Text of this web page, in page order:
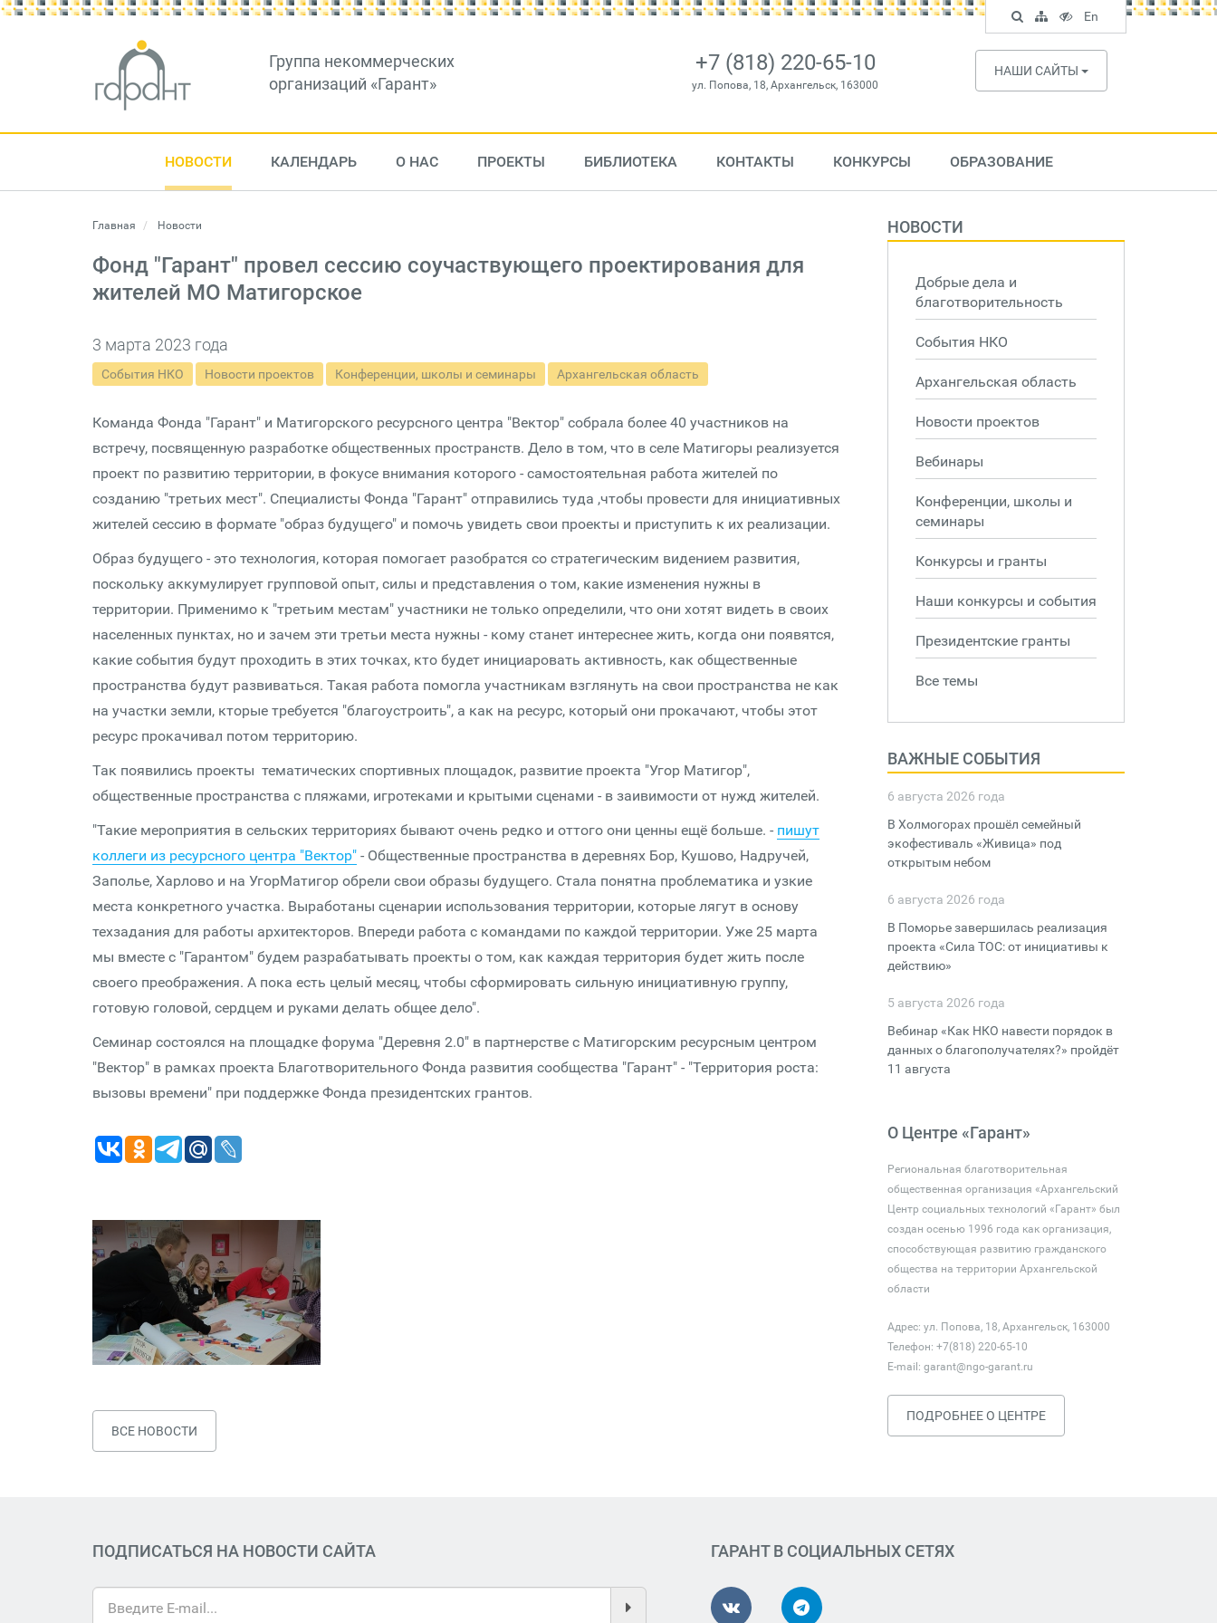
Группа некоммерческих
организаций «Гарант»
+7 (818) 220-65-10
ул. Попова, 18, Архангельск, 163000
НАШИ САЙТЫ
НОВОСТИ КАЛЕНДАРЬ О НАС ПРОЕКТЫ БИБЛИОТЕКА КОНТАКТЫ КОНКУРСЫ ОБРАЗОВАНИЕ
Главная Новости
Фонд "Гарант" провел сессию соучаствующего проектирования для
жителей МО Матигорское
3 марта 2023 года
События НКО Новости проектов Конференции, школы и семинары Архангельская область
Команда Фонда "Гарант" и Матигорского ресурсного центра "Вектор" собрала более 40 участников на
встречу, посвященную разработке общественных пространств. Дело в том, что в селе Матигоры реализуется
проект по развитию территории, в фокусе внимания которого - самостоятельная работа жителей по
созданию "третьих мест". Специалисты Фонда "Гарант" отправились туда ,чтобы провести для инициативных
жителей сессию в формате "образ будущего" и помочь увидеть свои проекты и приступить к их реализации.
Образ будущего - это технология, которая помогает разобратся со стратегическим видением развития,
поскольку аккумулирует групповой опыт, силы и представления о том, какие изменения нужны в
территории. Применимо к "третьим местам" участники не только определили, что они хотят видеть в своих
населенных пунктах, но и зачем эти третьи места нужны - кому станет интереснее жить, когда они появятся,
какие события будут проходить в этих точках, кто будет инициаровать активность, как общественные
пространства будут развиваться. Такая работа помогла участникам взглянуть на свои пространства не как
на участки земли, кторые требуется "благоустроить", а как на ресурс, который они прокачают, чтобы этот
ресурс прокачивал потом территорию.
Так появились проекты тематических спортивных площадок, развитие проекта "Угор Матигор",
общественные пространства с пляжами, игротеками и крытыми сценами - в заивимости от нужд жителей.
"Такие мероприятия в сельских территориях бывают очень редко и оттого они ценны ещё больше. - пишут
коллеги из ресурсного центра "Вектор" - Общественные пространства в деревнях Бор, Кушово, Надручей,
Заполье, Харлово и на УгорМатигор обрели свои образы будущего. Стала понятна проблематика и узкие
места конкретного участка. Выработаны сценарии использования территории, которые лягут в основу
техзадания для работы архитекторов. Впереди работа с командами по каждой территории. Уже 25 марта
мы вместе с "Гарантом" будем разрабатывать проекты о том, как каждая территория будет жить после
своего преображения. А пока есть целый месяц, чтобы сформировать сильную инициативную группу,
готовую головой, сердцем и руками делать общее дело".
Семинар состоялся на площадке форума "Деревня 2.0" в партнерстве с Матигорским ресурсным центром
"Вектор" в рамках проекта Благотворительного Фонда развития сообщества "Гарант" - "Территория роста:
вызовы времени" при поддержке Фонда президентских грантов.
ВСЕ НОВОСТИ
НОВОСТИ
Добрые дела и
благотворительность
События НКО
Архангельская область
Новости проектов
Вебинары
Конференции, школы и
семинары
Конкурсы и гранты
Наши конкурсы и события
Президентские гранты
Все темы
ВАЖНЫЕ СОБЫТИЯ
6 августа 2026 года
В Холмогорах прошёл семейный
экофестиваль «Живица» под
открытым небом
6 августа 2026 года
В Поморье завершилась реализация
проекта «Сила ТОС: от инициативы к
действию»
5 августа 2026 года
Вебинар «Как НКО навести порядок в
данных о благополучателях?» пройдёт
11 августа
О Центре «Гарант»
Региональная благотворительная
общественная организация «Архангельский
Центр социальных технологий «Гарант» был
создан осенью 1996 года как организация,
способствующая развитию гражданского
общества на территории Архангельской
области
Адрес: ул. Попова, 18, Архангельск, 163000
Телефон: +7(818) 220-65-10
E-mail: garant@ngo-garant.ru
ПОДРОБНЕЕ О ЦЕНТРЕ
ПОДПИСАТЬСЯ НА НОВОСТИ САЙТА ГАРАНТ В СОЦИАЛЬНЫХ СЕТЯХ
Поиск
по
сайту
Карта
сайта
Версия
для
слабовидящих
En
English